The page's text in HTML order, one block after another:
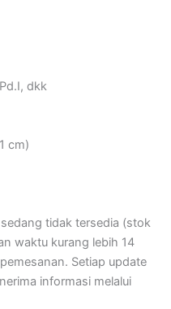
dkk
cm)
tidak tersedia (stok
waktu kurang lebih 14
Setiap update
informasi melalui